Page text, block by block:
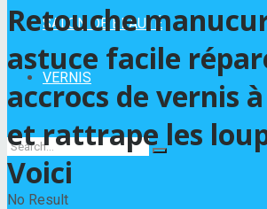
SALON DE BEAUTÉ
VERNIS
No Result
Retouche
astuce facile
accrocs de vernis
et rattrape les
Voici